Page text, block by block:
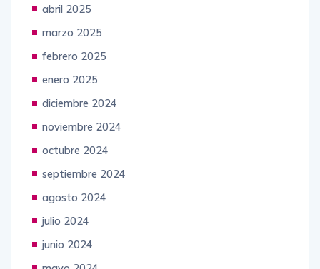
abril 2025
marzo 2025
febrero 2025
enero 2025
diciembre 2024
noviembre 2024
octubre 2024
septiembre 2024
agosto 2024
julio 2024
junio 2024